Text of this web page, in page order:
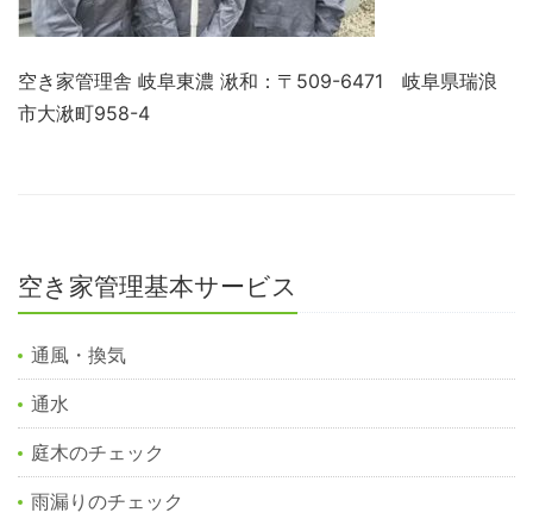
空き家管理舎 岐阜東濃 湫和：〒509-6471 岐阜県瑞浪
市大湫町958-4
空き家管理基本サービス
通風・換気
通水
庭木のチェック
雨漏りのチェック